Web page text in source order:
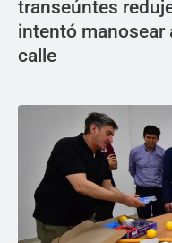
transeúntes
intentó manosear
calle